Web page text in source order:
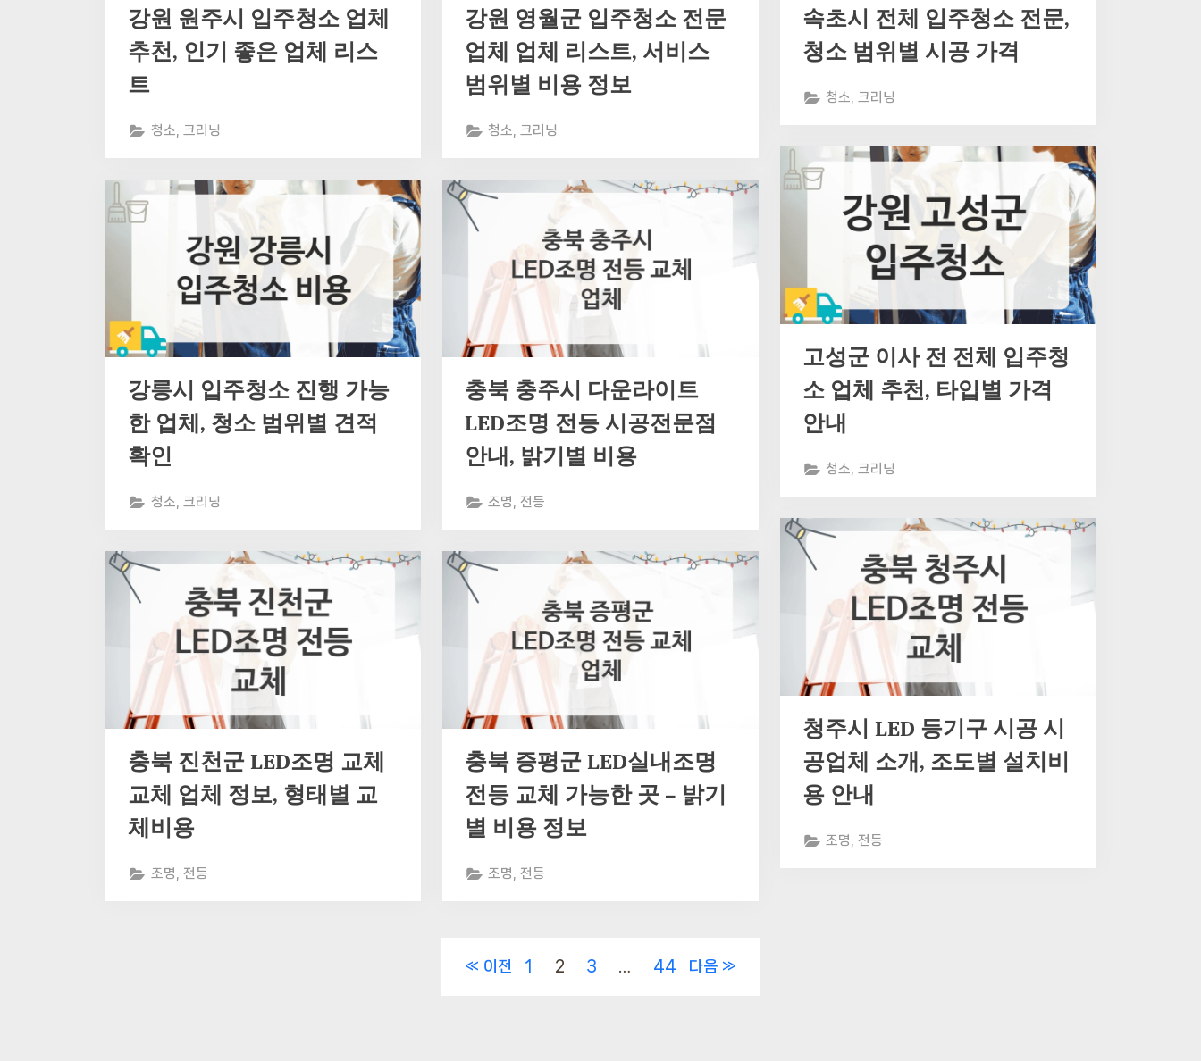
강원 원주시 입주청소 업체
추천, 인기 좋은 업체 리스
트
청소, 크리닝
강원 영월군 입주청소 전문
업체 업체 리스트, 서비스
범위별 비용 정보
청소, 크리닝
속초시 전체 입주청소 전문,
청소 범위별 시공 가격
청소, 크리닝
고성군 이사 전 전체 입주청
소 업체 추천, 타입별 가격
안내
청소, 크리닝
강릉시 입주청소 진행 가능
한 업체, 청소 범위별 견적
확인
청소, 크리닝
충북 충주시 다운라이트
LED조명 전등 시공전문점
안내, 밝기별 비용
조명, 전등
청주시 LED 등기구 시공 시
공업체 소개, 조도별 설치비
용 안내
조명, 전등
충북 진천군 LED조명 교체
교체 업체 정보, 형태별 교
체비용
조명, 전등
충북 증평군 LED실내조명
전등 교체 가능한 곳 – 밝기
별 비용 정보
조명, 전등
이전 1 2 3 44 다음